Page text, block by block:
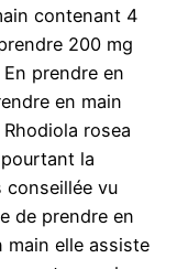
contenant 4
200 mg
prendre en
en main
rosea
la
conseillée vu
de prendre en
main elle assiste